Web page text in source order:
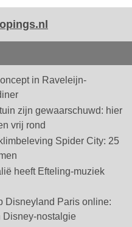
in Raveleijn-
zijn gewaarschuwd: hier
vrij rond
Spider City: 25
heeft Efteling-muziek
Disneyland Paris online:
Disney-nostalgie